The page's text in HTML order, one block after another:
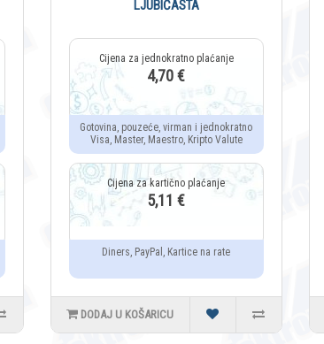
LJUBIČASTA
4,70 €
Gotovina, pouzeće, virman i jednokratno
Visa, Master, Maestro, Kripto Valute
5,11 €
Diners, PayPal, Kartice na rate
DODAJ U KOŠARICU